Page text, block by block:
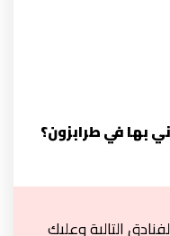
بها في طرابزون؟
التالية وعليك